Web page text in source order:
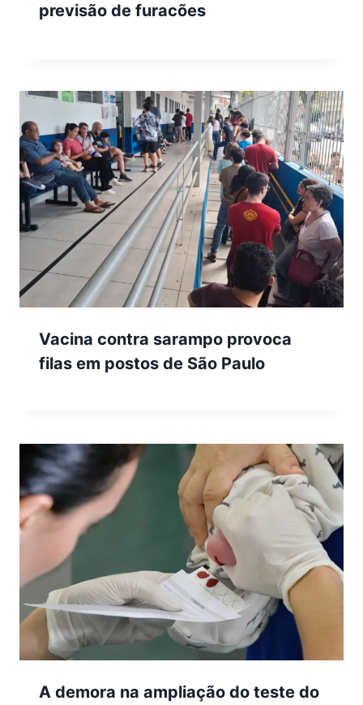
previsão de furacões
Vacina contra sarampo provoca
filas em postos de São Paulo
A demora na ampliação do teste do